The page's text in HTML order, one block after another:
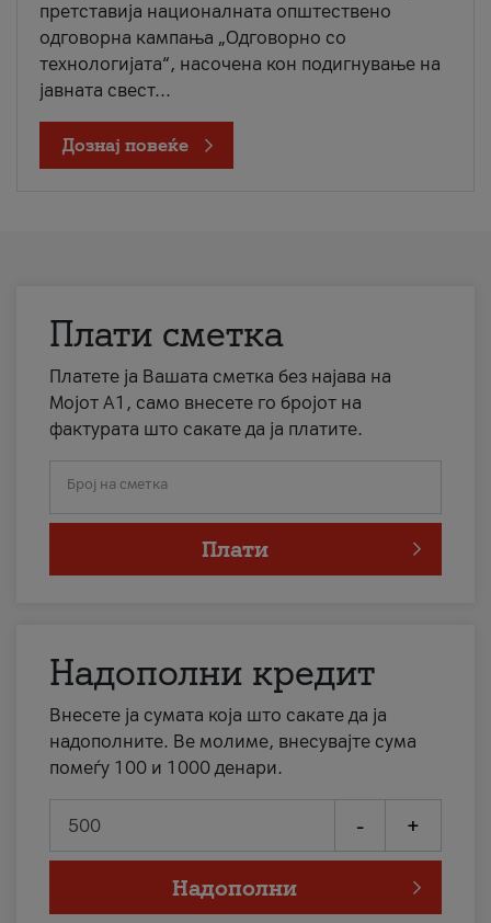
претставија националната општествено
одговорна кампања „Одговорно со
технологијата“, насочена кон подигнување на
јавната свест...
Дознај повеќе
Плати сметка
Платете ја Вашата сметка без најава на
Мојот А1, само внесете го бројот на
фактурата што сакате да ја платите.
Број на сметка
Плати
Надополни кредит
Внесете ја сумата која што сакате да ја
надополните. Ве молиме, внесувајте сума
помеѓу 100 и 1000 денари.
- +
Надополни